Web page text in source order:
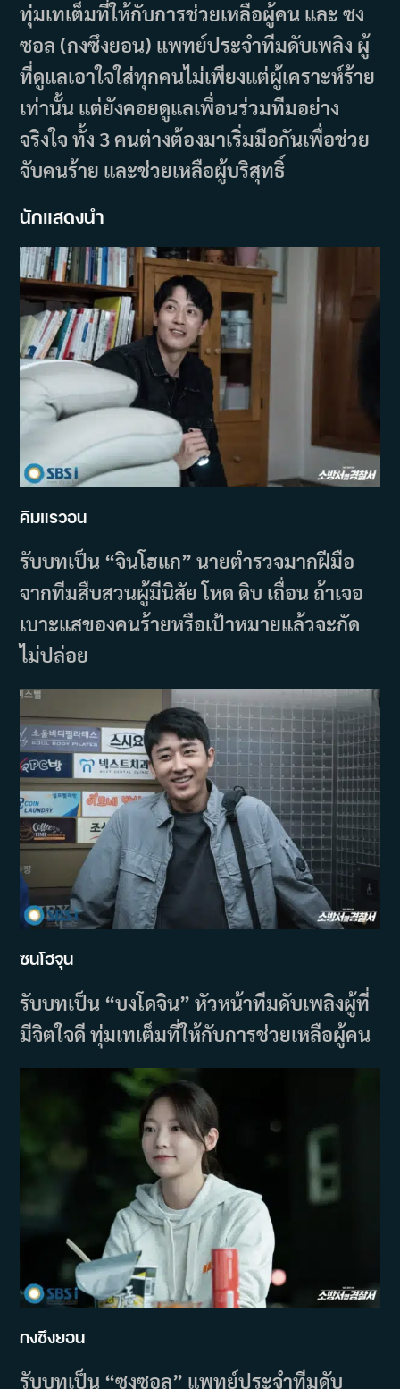
ทุ่มเทเต็มที่ให้กับการช่วยเหลือผู้คน และ ซง
ซอล (กงซึงยอน) แพทย์ประจำทีมดับเพลิง ผู้
ที่ดูแลเอาใจใส่ทุกคนไม่เพียงแต่ผู้เคราะห์ร้าย
เท่านั้น แต่ยังคอยดูแลเพื่อนร่วมทีมอย่าง
จริงใจ ทั้ง 3 คนต่างต้องมาเริ่มมือกันเพื่อช่วย
จับคนร้าย และช่วยเหลือผู้บริสุทธิ์
นักแสดงนำ
คิมแรวอน
รับบทเป็น “จินโฮแก” นายตำรวจมากฝีมือ
จากทีมสืบสวนผู้มีนิสัย โหด ดิบ เถื่อน ถ้าเจอ
เบาะแสของคนร้ายหรือเป้าหมายแล้วจะกัด
ไม่ปล่อย
ซนโฮจุน
รับบทเป็น “บงโดจิน” หัวหน้าทีมดับเพลิงผู้ที่
มีจิตใจดี ทุ่มเทเต็มที่ให้กับการช่วยเหลือผู้คน
กงซึงยอน
รับบทเป็น “ซงซอล” แพทย์ประจำทีมดับ